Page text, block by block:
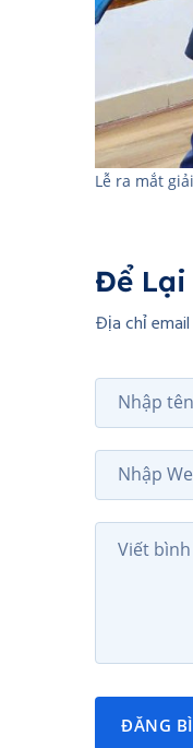
Lễ ra mắt
Để Lại
Địa chỉ
ĐĂNG